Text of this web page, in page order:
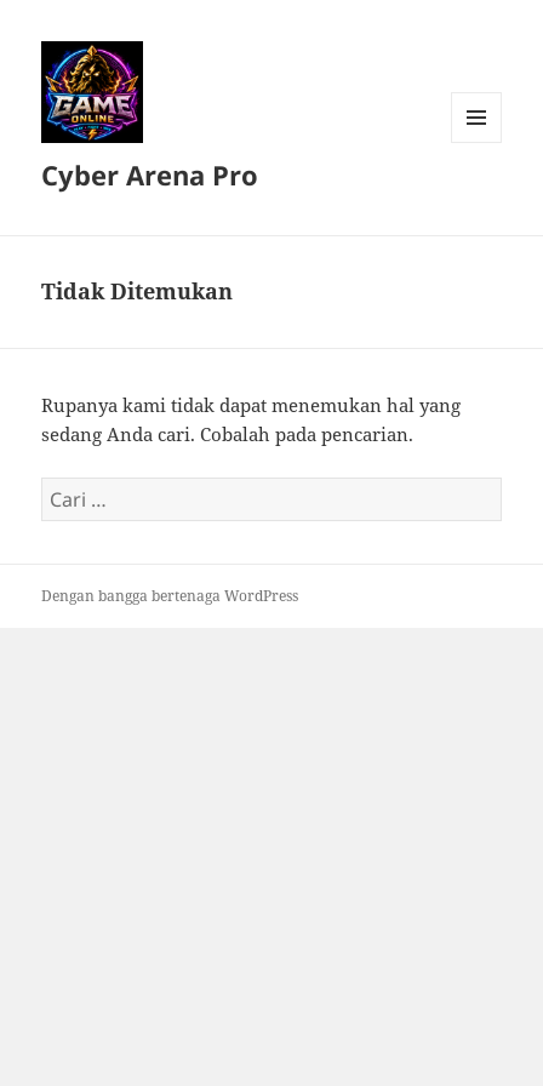
Cyber Arena Pro
Tidak Ditemukan
Rupanya kami tidak dapat menemukan hal yang
sedang Anda cari. Cobalah pada pencarian.
Cari
untuk:
Dengan bangga bertenaga WordPress